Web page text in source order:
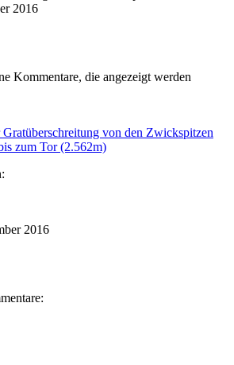
2016
Kommentare, die angezeigt werden
Gratüberschreitung von den Zwickspitzen
zum Tor (2.562m)
2016